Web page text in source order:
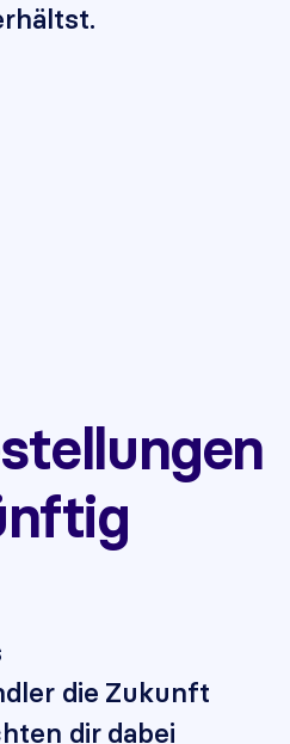
die Zukunft
dir dabei